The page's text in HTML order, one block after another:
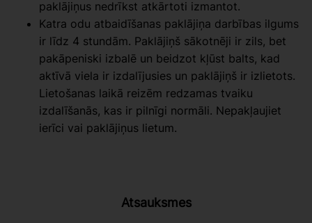
paklājiņus nedrīkst atkārtoti izmantot.
Katra odu atbaidīšanas paklājiņa darbības ilgums
ir līdz 4 stundām. Paklājiņš sākotnēji ir zils, bet
pakāpeniski izbalē un beidzot kļūst balts, kad
aktīvā viela ir izdalījusies un paklājiņš ir izlietots.
Lietošanas laikā reizēm redzamas tvaiku
izdalīšanās, kas ir pilnīgi normāli. Nepakļaujiet
ierīci vai paklājiņus lietum.
Atsauksmes